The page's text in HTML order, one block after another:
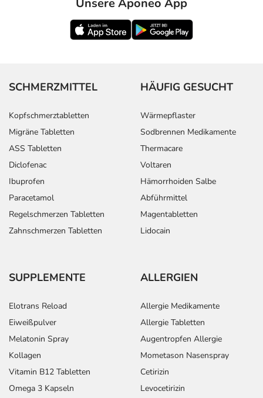
SCHMERZMITTEL
Kopfschmerztabletten
Migräne Tabletten
ASS Tabletten
Diclofenac
Ibuprofen
Paracetamol
Regelschmerzen Tabletten
Zahnschmerzen Tabletten
HÄUFIG GESUCHT
Wärmepflaster
Sodbrennen Medikamente
Thermacare
Voltaren
Hämorrhoiden Salbe
Abführmittel
Magentabletten
Lidocain
SUPPLEMENTE
Elotrans Reload
Eiweißpulver
Melatonin Spray
Kollagen
Vitamin B12 Tabletten
Omega 3 Kapseln
ALLERGIEN
Allergie Medikamente
Allergie Tabletten
Augentropfen Allergie
Mometason Nasenspray
Cetirizin
Levocetirizin